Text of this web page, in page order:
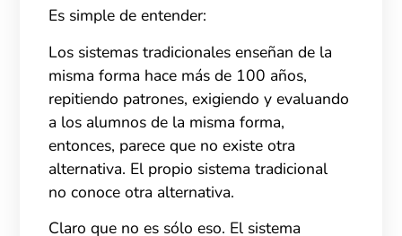
Es simple de entender:
Los sistemas tradicionales enseñan de la
misma forma hace más de 100 años,
repitiendo patrones, exigiendo y evaluando
a los alumnos de la misma forma,
entonces, parece que no existe otra
alternativa. El propio sistema tradicional
no conoce otra alternativa.
Claro que no es sólo eso. El sistema